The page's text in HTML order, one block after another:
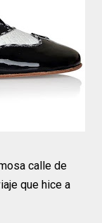
calle de
que hice a